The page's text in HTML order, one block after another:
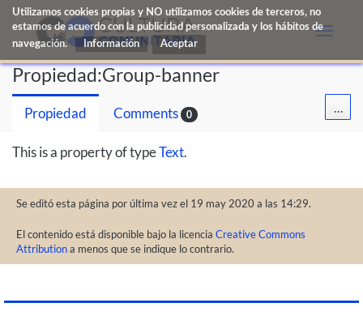
Utilizamos cookies propias y NO utilizamos cookies de terceros, no
estamos de acuerdo con la publicidad personalizada y los hábitos de
navegación.
Información
Toggle
Propiedad:Group-banner
Propiedad Comments 0 ...
This is a property of typeText.
Se editó esta página por última vez el 19 may 2020 a las 14:29.
El contenido está disponible bajo la licencia Creative Commons
Attributiona menos que se indique lo contrario.